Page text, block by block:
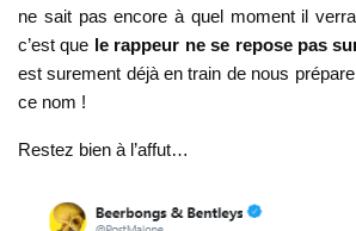
ne sait pas encore à quel moment il
c’est que le rappeur ne se repose pas
est surement déjà en train de nous
ce nom !
Restez bien à l’affut…